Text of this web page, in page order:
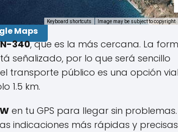
Keyboard shortcuts Image may be subject to copyright
Maps
N-340, que es la más cercana. La
señalizado, por lo que será sencillo
transporte público es una opción
1.5 km.
en tu GPS para llegar sin problemas.
indicaciones más rápidas y